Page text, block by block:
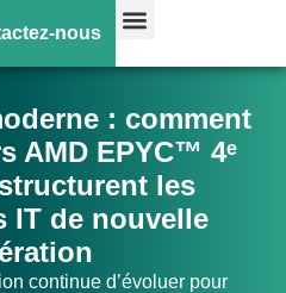
nous
: comment
AMD EPYC™ 4ᵉ
les
IT de nouvelle
continue d’évoluer pour